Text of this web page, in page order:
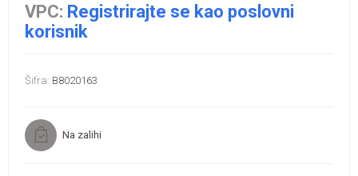
VPC: Registrirajte se kao poslovni
korisnik
Šifra: B8020163
Na zalihi